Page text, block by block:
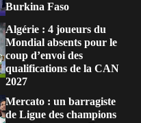
Burkina Faso
Algérie : 4 joueurs du
Mondial absents pour le
coup d’envoi des
qualifications de la CAN
2027
Mercato : un barragiste
de Ligue des champions